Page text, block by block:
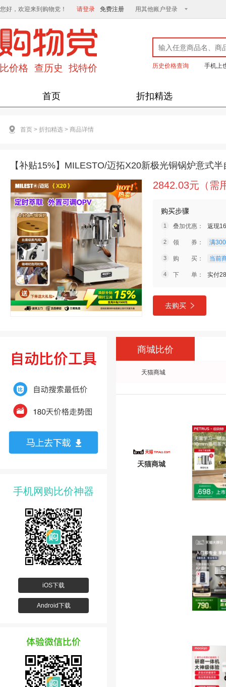
您好，欢迎来到购物党！ 请登录 免费注册 用其他账户登录
历史价格查询 手机上
首页 折扣精选
首页 > 折扣精选 > 商品详情
【补贴15%】MILESTO/迈拓X20新极光铜锅炉意式
2842.03元（需
购买步骤
叠加优惠： 返现
领 券： 满
购 买： 当前
下 单： 实付
去购买
手机网购比价神器
iOS下载
Android下载
商城比价
天猫商城
天猫商城